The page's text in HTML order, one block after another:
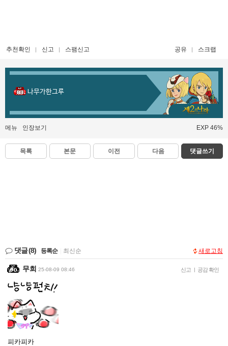
추천확인 신고 스팸신고 공유 스크랩
나무가한그루
메뉴 인장보기 EXP 46%
목록 본문 이전 다음 댓글쓰기
댓글(8) 등록순 최신순 새로고침
무희 25-08-09 08:46 신고 | 공감 확인
피카피카